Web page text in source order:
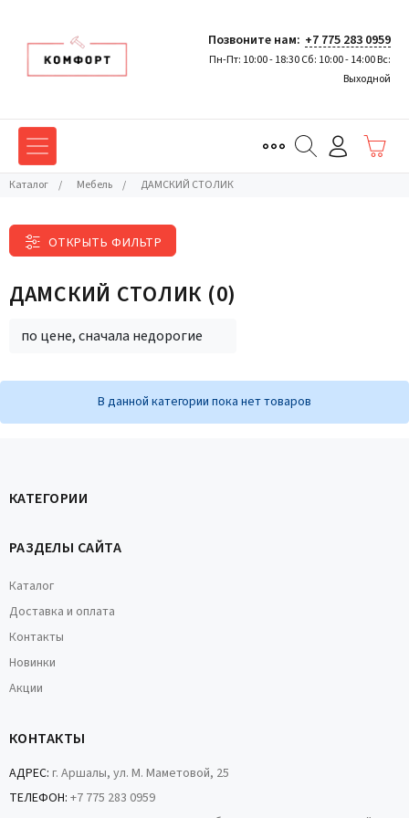
Позвоните нам: +7 775 283 0959
Пн-Пт: 10:00 - 18:30 Сб: 10:00 - 14:00 Вс:
Выходной
Каталог / Мебель / ДАМСКИЙ СТОЛИК
ОТКРЫТЬ ФИЛЬТР
ДАМСКИЙ СТОЛИК (0)
по цене, сначала недорогие
В данной категории пока нет товаров
КАТЕГОРИИ
РАЗДЕЛЫ САЙТА
Каталог
Доставка и оплата
Контакты
Новинки
Акции
КОНТАКТЫ
АДРЕС: г. Аршалы, ул. М. Маметовой, 25
ТЕЛЕФОН: +7 775 283 0959